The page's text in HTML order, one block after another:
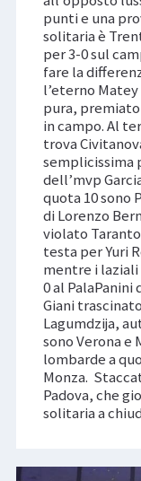
punti e una
solitaria è
per 3-0 sul
fare la
l’eterno
pura,
in campo. Al
trova
semplicissima
dell’mvp
quota 10 sono
di Lorenzo
violato Taranto
testa per Yuri
mentre i
0 al
Giani
Lagumdzija,
sono Verona e
lombarde a
Monza.
Padova, che
solitaria a